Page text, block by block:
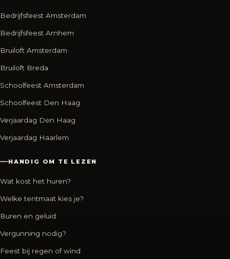
Bedrijfsfeest Amsterdam
Bedrijfsfeest Arnhem
Bruiloft Amsterdam
Bruiloft Breda
Schoolfeest Amsterdam
Schoolfeest Den Haag
Verjaardag Den Haag
Verjaardag Haarlem
HANDIG OM TE LEZEN
Wat kost het huren?
Welke tentmaat kies je?
Buren en geluid
Vergunning nodig?
Feest bij regen of wind